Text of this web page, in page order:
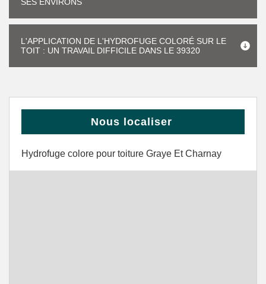
L'APPLICATION DE L'HYDROFUGE COLORÉ SUR LE
TOIT : UN TRAVAIL DIFFICILE DANS LE 39320
Nous localiser
Hydrofuge colore pour toiture Graye Et Charnay